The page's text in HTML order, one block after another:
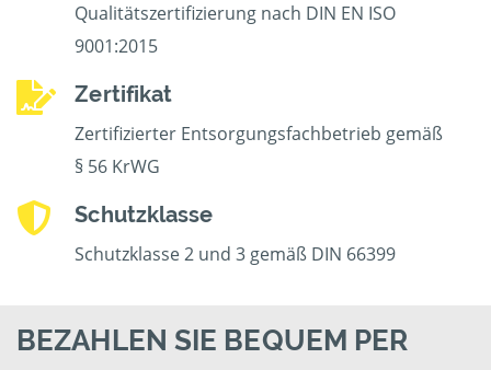
Qualitätszertifizierung nach DIN EN ISO
9001:2015
Zertifikat
Zertifizierter Entsorgungsfachbetrieb gemäß
§ 56 KrWG
Schutzklasse
Schutzklasse 2 und 3 gemäß DIN 66399
BEZAHLEN SIE BEQUEM PER